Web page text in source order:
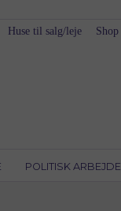
POLITISK ARBEJDE
Huse til salg/leje Shop